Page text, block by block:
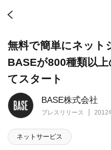
BASE株式会社
プレスリリース 2012
無料で簡単にネット
BASEが800種類以
てスタート
ネットサービス